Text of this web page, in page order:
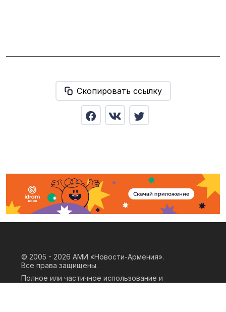
Скопировать ссылку
© 2005 - 2026 АМИ «Новости-Армения».
Все права защищены.
Полное или частичное использование и